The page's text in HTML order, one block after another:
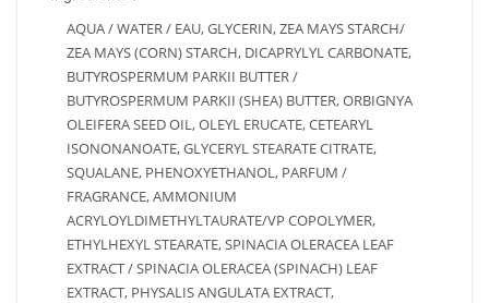
AQUA / WATER / EAU, GLYCERIN, ZEA MAYS STARCH/
ZEA MAYS (CORN) STARCH, DICAPRYLYL CARBONATE,
BUTYROSPERMUM PARKII BUTTER /
BUTYROSPERMUM PARKII (SHEA) BUTTER, ORBIGNYA
OLEIFERA SEED OIL, OLEYL ERUCATE, CETEARYL
ISONONANOATE, GLYCERYL STEARATE CITRATE,
SQUALANE, PHENOXYETHANOL, PARFUM /
FRAGRANCE, AMMONIUM
ACRYLOYLDIMETHYLTAURATE/VP COPOLYMER,
ETHYLHEXYL STEARATE, SPINACIA OLERACEA LEAF
EXTRACT / SPINACIA OLERACEA (SPINACH) LEAF
EXTRACT, PHYSALIS ANGULATA EXTRACT,